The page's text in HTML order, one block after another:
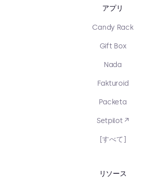
アプリ
Candy Rack
Gift Box
Nada
Fakturoid
Packeta
Setpilot ↗
[すべて]
リソース